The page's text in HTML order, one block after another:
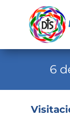
Evangelio
6